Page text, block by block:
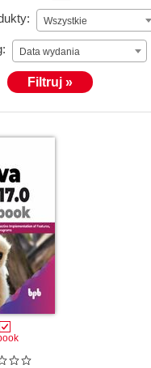
Wszystkie
Data wydania
Filtruj »